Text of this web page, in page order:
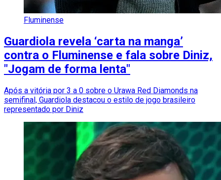
Fluminense
Guardiola revela ‘carta na manga’
contra o Fluminense e fala sobre Diniz,
"Jogam de forma lenta"
Após a vitória por 3 a 0 sobre o Urawa Red Diamonds na
semifinal, Guardiola destacou o estilo de jogo brasileiro
representado por Diniz